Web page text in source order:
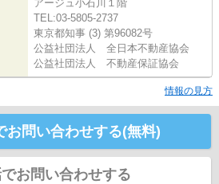
アージュ小石川１階
TEL:03-5805-2737
東京都知事 (3) 第96082号
公益社団法人 全日本不動産協会
公益社団法人 不動産保証協会
情報の見方
お問い合わせする(無料)
お問い合わせする